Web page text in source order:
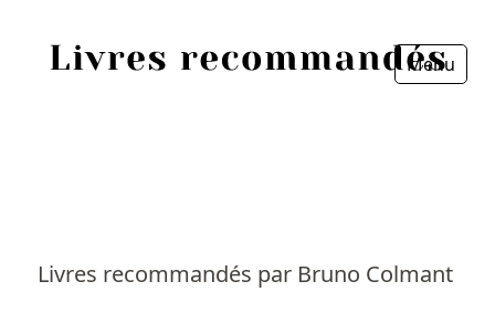
Menu
Livres recommandés par Bruno Colmant
Fermer